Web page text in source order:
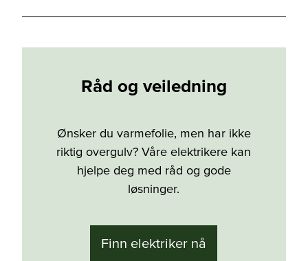
Råd og veiledning
Ønsker du varmefolie, men har ikke
riktig overgulv? Våre elektrikere kan
hjelpe deg med råd og gode
løsninger.
Finn elektriker nå